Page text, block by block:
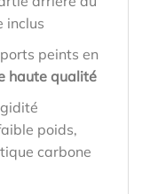
inclus
peints en
haute qualité
poids,
carbone